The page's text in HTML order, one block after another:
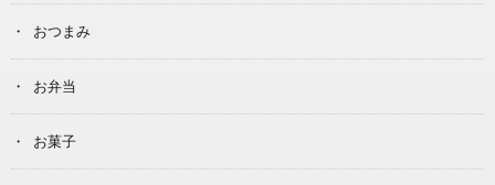
おつまみ
お弁当
お菓子